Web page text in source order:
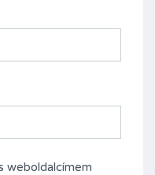
weboldalcímem